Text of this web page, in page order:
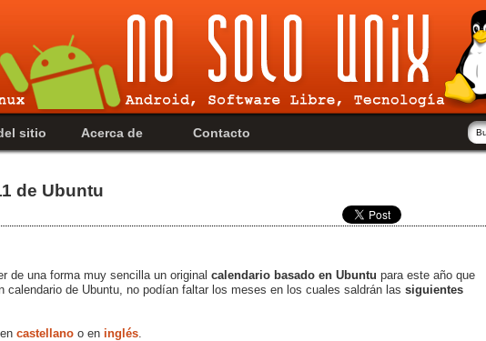
sitio Acerca de Contacto
de Ubuntu
de una forma muy sencilla un original calendario basado en Ubuntu para este año que
calendario de Ubuntu, no podían faltar los meses en los cuales saldrán las siguientes
castellano o en inglés